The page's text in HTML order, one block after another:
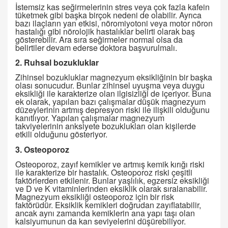
İstemsiz kas seğirmelerinin stres veya çok fazla kafein
tüketmek gibi başka birçok nedeni de olabilir. Ayrıca
bazı ilaçların yan etkisi, nöromiyotoni veya motor nöron
hastalığı gibi nörolojik hastalıklar belirti olarak baş
gösterebilir. Ara sıra seğirmeler normal olsa da
belirtiler devam ederse doktora başvurulmalı.
2. Ruhsal bozukluklar
Zihinsel bozukluklar magnezyum eksikliğinin bir başka
olası sonucudur. Bunlar zihinsel uyuşma veya duygu
eksikliği ile karakterize olan ilgisizliği de içeriyor. Buna
ek olarak, yapılan bazı çalışmalar düşük magnezyum
düzeylerinin artmış depresyon riski ile ilişkili olduğunu
kanıtlıyor. Yapılan çalışmalar magnezyum
takviyelerinin anksiyete bozuklukları olan kişilerde
etkili olduğunu gösteriyor.
3. Osteoporoz
Osteoporoz, zayıf kemikler ve artmış kemik kırığı riski
ile karakterize bir hastalık. Osteoporoz riski çeşitli
faktörlerden etkilenir. Bunlar yaşlılık, egzersiz eksikliği
ve D ve K vitaminlerinden eksiklik olarak sıralanabilir.
Magnezyum eksikliği osteoporoz için bir risk
faktörüdür. Eksiklik kemikleri doğrudan zayıflatabilir,
ancak aynı zamanda kemiklerin ana yapı taşı olan
kalsiyumunun da kan seviyelerini düşürebiliyor.